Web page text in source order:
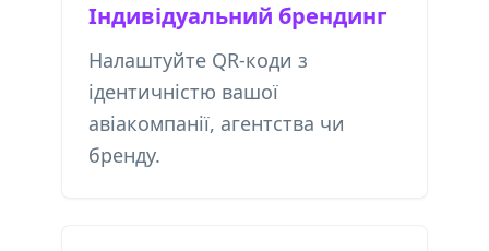
Індивідуальний брендинг
Налаштуйте QR-коди з
ідентичністю вашої
авіакомпанії, агентства чи
бренду.